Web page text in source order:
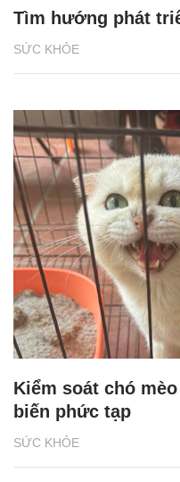
SỨC KHỎE
Tìm hướng phát
SỨC KHỎE
Kiểm soát chó
biến phức tạp